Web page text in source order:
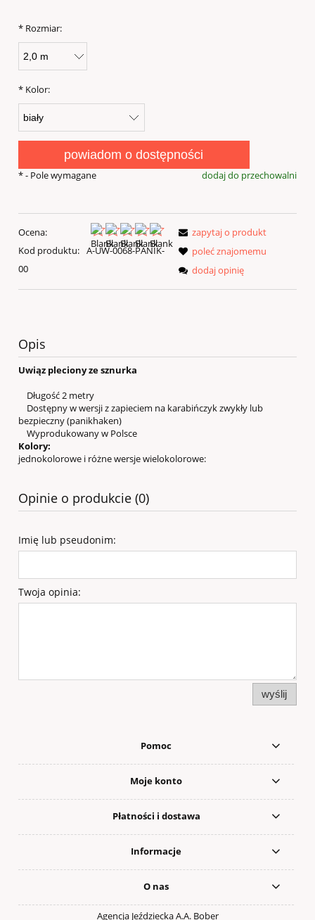
* Rozmiar:
* Kolor:
powiadom o dostępności
dodaj do przechowalni
*- Pole wymagane
Ocena:
Kod produktu: A-UW-0068-PANIK-
00
zapytaj o produkt
poleć znajomemu
dodaj opinię
Opis
Uwiąz pleciony ze sznurka
Długość 2 metry
Dostępny w wersji z zapieciem na karabińczyk zwykły lub
bezpieczny (panikhaken)
Wyprodukowany w Polsce
Kolory:
jednokolorowe i różne wersje wielokolorowe:
Opinie o produkcie (0)
Imię lub pseudonim:
Twoja opinia:
wyślij
Pomoc
Moje konto
Płatności i dostawa
Informacje
O nas
Agencja Jeździecka A.A. Bober